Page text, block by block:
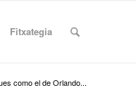
Fitxategia
como el de Orlando...